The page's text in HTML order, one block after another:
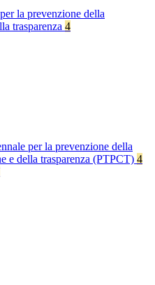
la prevenzione della
trasparenza 4
per la prevenzione della
e della trasparenza (PTPCT) 4